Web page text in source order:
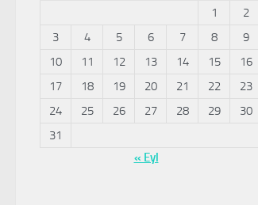
1
2
3
4 5 6 7 8
9
10
11 12 13 14 15
16
17
18 19 20 21 22
23
24
25 26 27 28 29
30
31
« Eyl